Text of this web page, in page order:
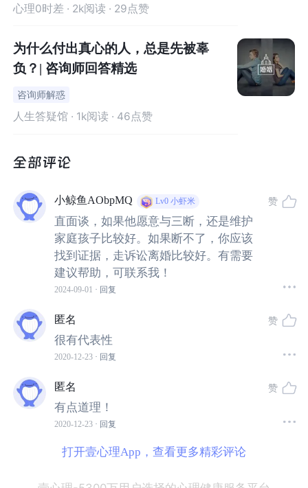
你的态度。甚至可以说，这样的“离婚方式”对他的感情状态
之前“宽容”的行为所促成的。
而你其实也很清楚，在压抑的容忍下，“在一起过下去只会
你内心的感受是最重要的
勇气的，此时此刻的担心与胆怯是非常正常的行为，所
以，我们需要的是，不是一下子做出选择，而是一步一步
具体地计划并且做出行动，让自己慢慢地经济独立起来，
慢慢地思想独立起来……每一点的改变都值得被看到，每一
点的向前都值得被鼓励，希望可以看得你一点一点地走出
加油 ！
?小豆芽儿?：热心小可爱
心理0时差 · 2k阅读 · 29点赞
为什么付出真心的人，总是先被辜
负？| 咨询师回答精选
咨询师解惑
人生答疑馆 · 1k阅读 · 46点赞
小鲸鱼AObpMQ Lv0 小虾米
直面谈，如果他愿意与三断，还是维护
家庭孩子比较好。如果断不了，你应该
找到证据，走诉讼离婚比较好。有需要
建议帮助，可联系我！
2024-09-01 · 回复
赞
匿名
很有代表性
2020-12-23 · 回复
赞
匿名
有点道理！
2020-12-23 · 回复
赞
打开壹心理App，查看更多精彩评论